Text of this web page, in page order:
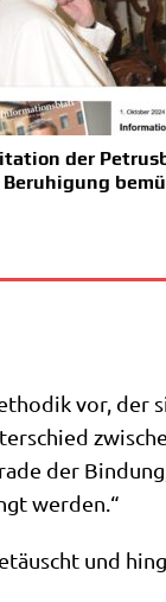
der
Beruhigung
vor, der
der
werden.“
und